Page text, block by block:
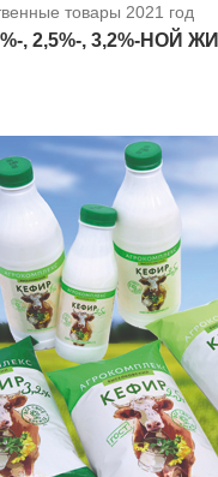
товары 2021 год
, 2,5%-, 3,2%-НОЙ